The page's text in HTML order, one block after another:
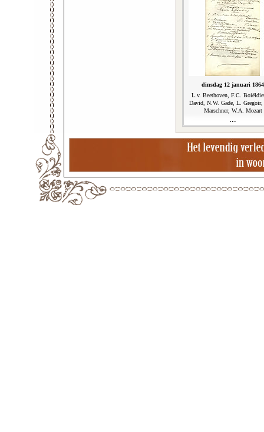
dinsdag 12 januari 1864
L.v. Beethoven, F.C.
David, N.W. Gade, L.
Marschner, W.A. Mozart